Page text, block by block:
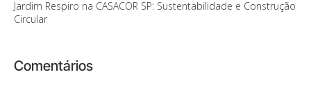
Jardim Respiro na CASACOR SP: Sustentabilidade e Construção
Circular
Comentários